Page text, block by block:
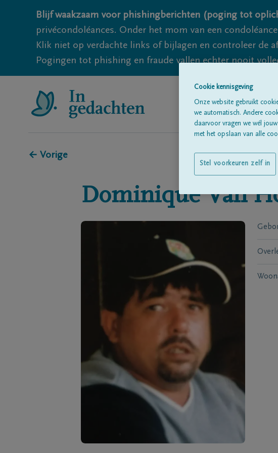
Blijf waakzaam voor phishingberichten (poging tot
privécondoléances. Onder het mom van een
Klik niet op verdachte links of bijlagen en controleer de
Pogingen tot phishing en fraude vallen echter nooit
← Vorige
Dominique Van
Cookie kennisgeving
Onze website gebruikt
we automatisch. Andere
daarvoor vragen we wél
met het opslaan van alle
Stel voorkeuren zelf in